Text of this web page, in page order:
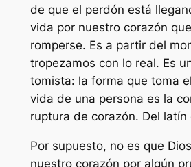
de que el perdón está
vida por nuestro corazón
romperse. Es a partir del
tropezamos con lo real. Es
tomista: la forma que toma
vida de una persona es la
ruptura de corazón. Del latín
Por supuesto, no es que
nuestro corazón por algún